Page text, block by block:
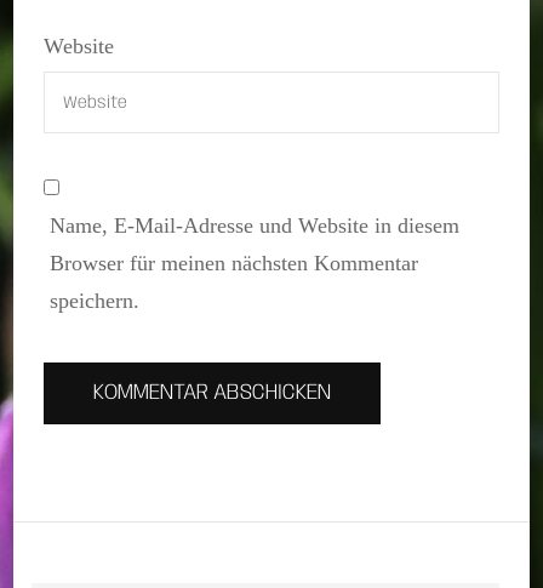
Website
Name, E-Mail-Adresse und Website in diesem
Browser für meinen nächsten Kommentar
speichern.